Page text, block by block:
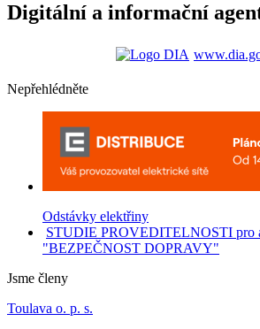
Digitální a informační
Nepřehlédněte
Odstávky elektřiny
STUDIE PROVEDITELNOSTI pro
"BEZPEČNOST DOPRAVY"
Jsme členy
Toulava o. p. s.